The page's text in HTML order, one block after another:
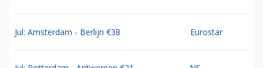
Jul: Amsterdam - Berlijn €38 Eurostar